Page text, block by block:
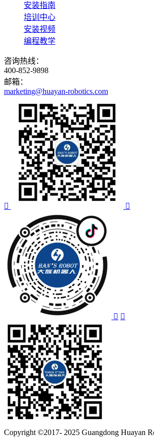
安装指南
培训中心
安装视频
编程教学
咨询热线：
400-852-9898
邮箱：
marketing@huayan-robotics.com
Copyright ©2017- 2025 Guangdong Huayan